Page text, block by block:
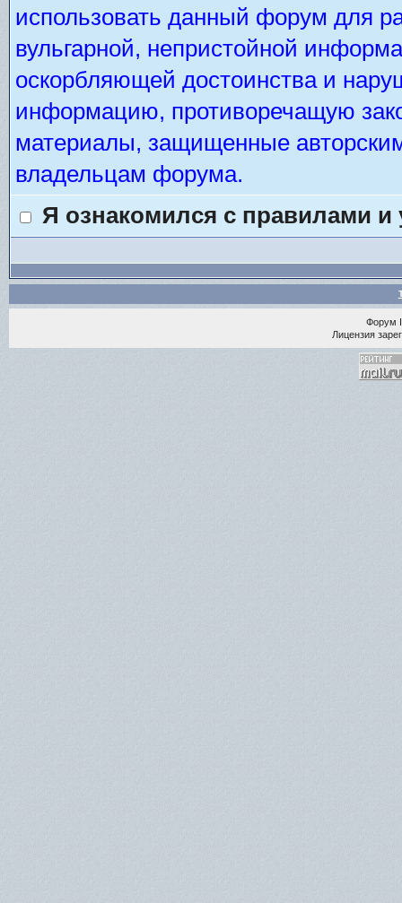
использовать данный форум для
вульгарной, непристойной
оскорбляющей достоинства и
информацию, противоречащую
материалы, защищенные
владельцам форума.
Я ознакомился с правилами
Форум
Лицензия